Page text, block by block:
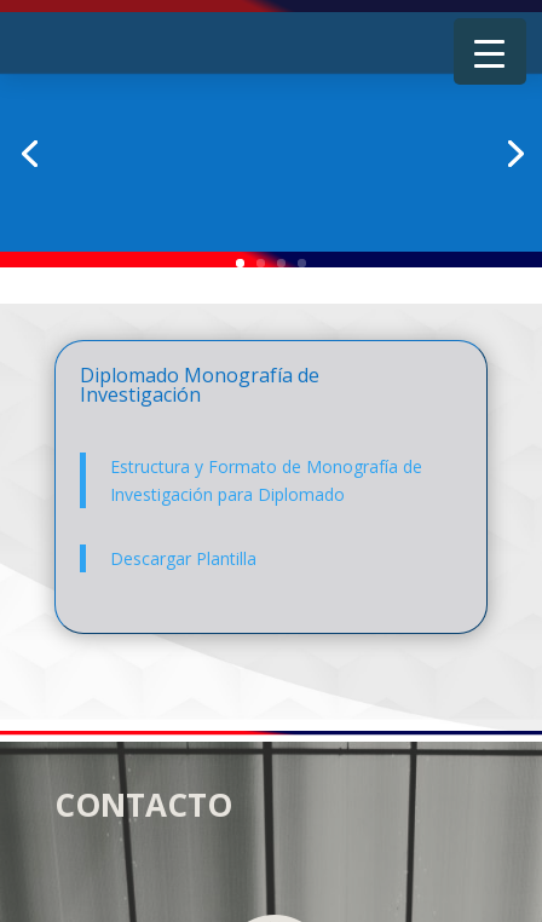
Diplomado Monografía de
Investigación
Estructura y Formato de Monografía de
Investigación para Diplomado
Descargar Plantilla
CONTACTO